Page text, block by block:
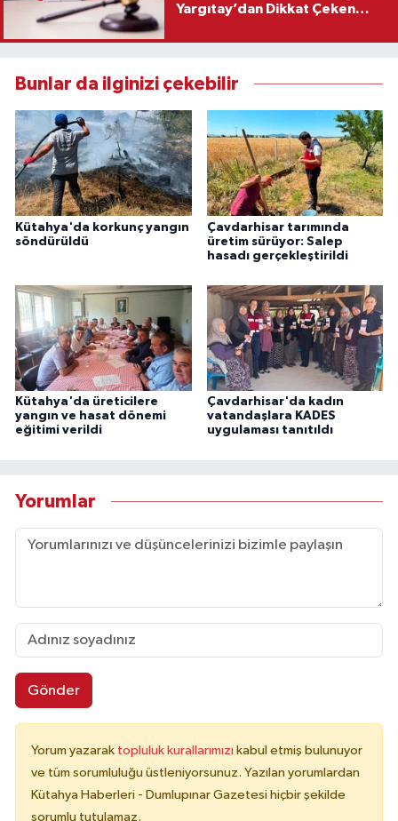
Yargıtay’dan Dikkat Çeken
Bunlar da ilginizi çekebilir
Kütahya'da korkunç yangın
söndürüldü
Çavdarhisar tarımında
üretim sürüyor: Salep
hasadı gerçekleştirildi
Kütahya'da üreticilere
yangın ve hasat dönemi
eğitimi verildi
Çavdarhisar'da kadın
vatandaşlara KADES
uygulaması tanıtıldı
Yorumlar
Gönder
Yorum yazarak topluluk kurallarımızı kabul etmiş bulunuyor
ve tüm sorumluluğu üstleniyorsunuz. Yazılan yorumlardan
Kütahya Haberleri - Dumlupınar Gazetesi hiçbir şekilde
sorumlu tutulamaz.